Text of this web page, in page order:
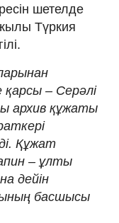
шетелде
Түркия
– Серәлі
архив құжаты
Құжат
– ұлты
дейін
басшысы